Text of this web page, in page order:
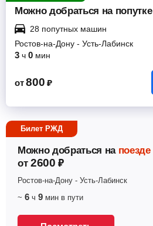
Можно добраться на попутке
28 попутных машин
Ростов-на-Дону - Усть-Лабинск
3 ч 0 мин
от 800 ₽
Билет РЖД
Можно добраться на поезде
от 2600 ₽
Ростов-на-Дону - Усть-Лабинск
~ 6 ч 9 мин в пути